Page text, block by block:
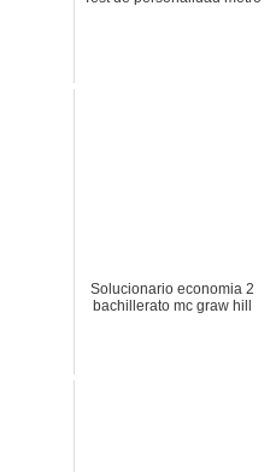
Solucionario economia 2
bachillerato mc graw hill